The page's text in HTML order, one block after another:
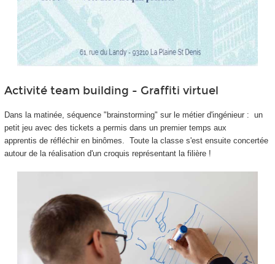
Activité team building - Graffiti virtuel
Dans la matinée, séquence "brainstorming" sur le métier d'ingénieur : un
petit jeu avec des tickets a permis dans un premier temps aux
apprentis de réfléchir en binômes. Toute la classe s'est ensuite concertée
autour de la réalisation d'un croquis représentant la filière !